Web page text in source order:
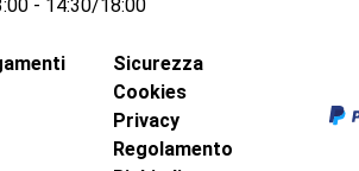
- 14:30/18:00
Sicurezza
Cookies
Privacy
Regolamento